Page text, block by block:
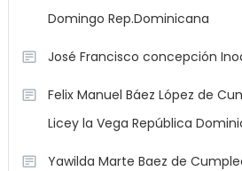
Domingo Rep.Dominicana
José Francisco concepción
Felix Manuel Báez López de
Licey la Vega República
Yawilda Marte Baez de